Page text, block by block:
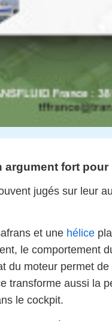
fort
jugés sur leur
et une hélice
le comportement
du moteur permet
transforme aussi la
le cockpit.